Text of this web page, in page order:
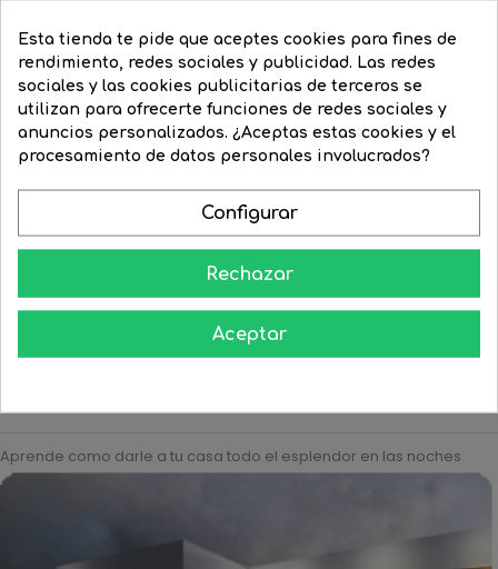
Precio
3,99 € Precio
3,24 €
COMPRAR  
Bombilla esférica clara 24V...
Precio
3,63 € Precio
3,19 €
COMPRAR  
Aprende como darle a tu casa todo el esplendor en las noches
Esta tienda te pide que aceptes cookies para fines de
rendimiento, redes sociales y publicidad. Las redes
sociales y las cookies publicitarias de terceros se
utilizan para ofrecerte funciones de redes sociales y
anuncios personalizados. ¿Aceptas estas cookies y el
procesamiento de datos personales involucrados?
Configurar
Rechazar
Aceptar